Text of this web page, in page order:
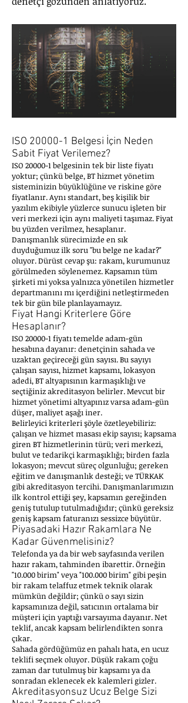
ISO 20000-1 Belgesi İçin Neden
Sabit Fiyat Verilemez?
ISO 20000-1 belgesinin tek bir liste fiyatı
yoktur; çünkü belge, BT hizmet yönetim
sisteminizin büyüklüğüne ve riskine göre
fiyatlanır. Aynı standart, beş kişilik bir
yazılım ekibiyle yüzlerce sunucu işleten bir
veri merkezi için aynı maliyeti taşımaz. Fiyat
bu yüzden verilmez, hesaplanır.
Danışmanlık sürecimizde en sık
duyduğumuz ilk soru "bu belge ne kadar?"
oluyor. Dürüst cevap şu: rakam, kurumunuz
görülmeden söylenemez. Kapsamın tüm
şirketi mi yoksa yalnızca yönetilen hizmetler
departmanını mı içerdiğini netleştirmeden
tek bir gün bile planlayamayız.
Fiyat Hangi Kriterlere Göre
Hesaplanır?
ISO 20000-1 fiyatı temelde adam-gün
hesabına dayanır: denetçinin sahada ve
uzaktan geçireceği gün sayısı. Bu sayıyı
çalışan sayısı, hizmet kapsamı, lokasyon
adedi, BT altyapısının karmaşıklığı ve
seçtiğiniz akreditasyon belirler. Mevcut bir
hizmet yönetimi altyapınız varsa adam-gün
düşer, maliyet aşağı iner.
Belirleyici kriterleri şöyle özetleyebiliriz:
çalışan ve hizmet masası ekip sayısı; kapsama
giren BT hizmetlerinin türü; veri merkezi,
bulut ve tedarikçi karmaşıklığı; birden fazla
lokasyon; mevcut süreç olgunluğu; gereken
eğitim ve danışmanlık desteği; ve TÜRKAK
gibi akreditasyon tercihi. Danışmanlarımızın
ilk kontrol ettiği şey, kapsamın gereğinden
geniş tutulup tutulmadığıdır; çünkü gereksiz
geniş kapsam faturanızı sessizce büyütür.
Piyasadaki Hazır Rakamlara Ne
Kadar Güvenmelisiniz?
Telefonda ya da bir web sayfasında verilen
hazır rakam, tahminden ibarettir. Örneğin
"10.000 birim" veya "100.000 birim" gibi peşin
bir rakam telaffuz etmek teknik olarak
mümkün değildir; çünkü o sayı sizin
kapsamınıza değil, satıcının ortalama bir
müşteri için yaptığı varsayıma dayanır. Net
teklif, ancak kapsam belirlendikten sonra
çıkar.
Sahada gördüğümüz en pahalı hata, en ucuz
teklifi seçmek oluyor. Düşük rakam çoğu
zaman dar tutulmuş bir kapsamı ya da
sonradan eklenecek ek kalemleri gizler.
Akreditasyonsuz Ucuz Belge Sizi